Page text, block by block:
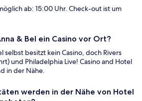
ab: 15:00 Uhr. Check-out ist um
& Bel ein Casino vor Ort?
selbst besitzt kein Casino, doch Rivers
und Philadelphia Live! Casino and Hotel
in der Nähe.
werden in der Nähe von Hotel